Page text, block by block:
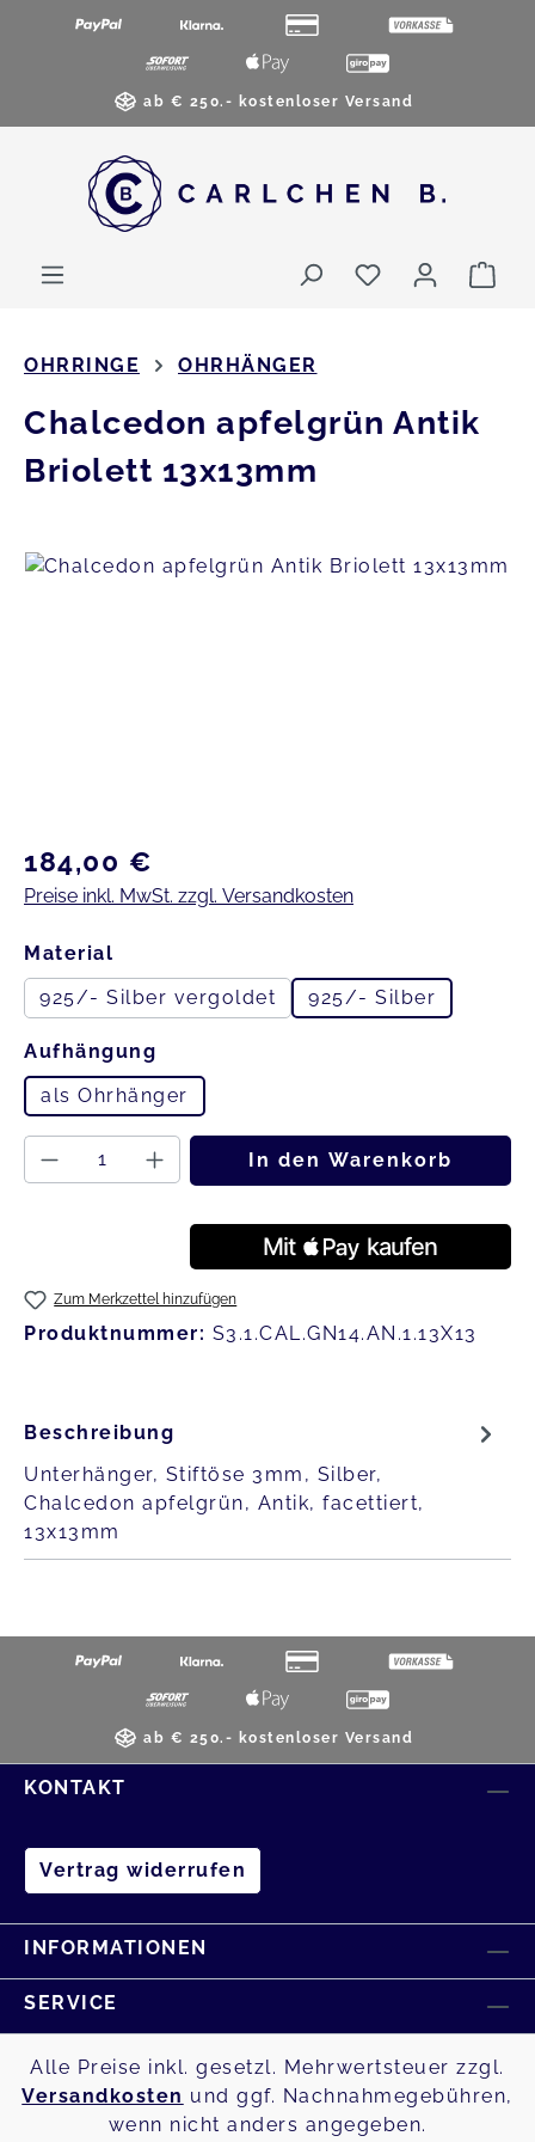
Zum Hauptinhalt springen
ab € 250.- kostenloser Versand
Du hast 0
OHRRINGE OHRHÄNGER
Chalcedon apfelgrün Antik
Briolett 13x13mm
Bildergalerie überspringen
Regulärer Preis:
184,00 €
Preise inkl. MwSt. zzgl. Versandkosten
Material
925/- Silber vergoldet
925/- Silber
Aufhängung
als Ohrhänger
Produkt Anzahl: Gib den
In den Warenkorb
Zum Merkzettel hinzufügen
Produktnummer: S3.1.CAL.GN14.AN.1.13X13
Beschreibung
Unterhänger, Stiftöse 3mm, Silber,
Chalcedon apfelgrün, Antik, facettiert,
13x13mm
ab € 250.- kostenloser Versand
KONTAKT
Vertrag widerrufen
INFORMATIONEN
SERVICE
Alle Preise inkl. gesetzl. Mehrwertsteuer zzgl.
Versandkosten und ggf. Nachnahmegebühren,
wenn nicht anders angegeben.